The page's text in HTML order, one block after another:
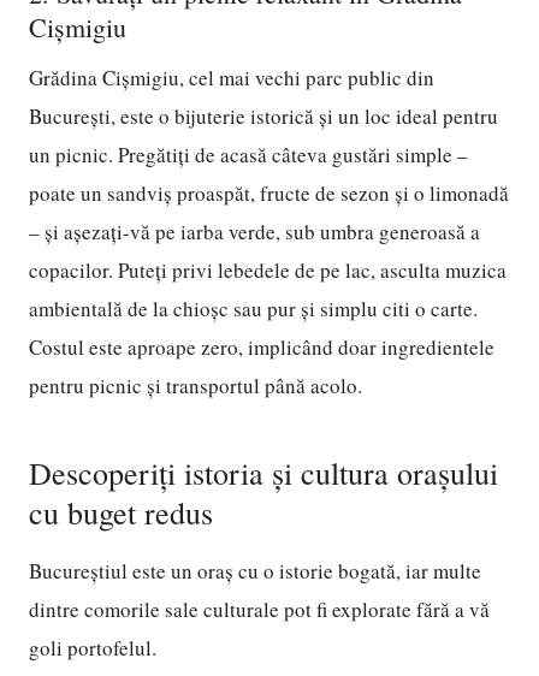
Cișmigiu
Grădina Cișmigiu, cel mai vechi parc public din
București, este o bijuterie istorică și un loc ideal pentru
un picnic. Pregătiți de acasă câteva gustări simple –
poate un sandviș proaspăt, fructe de sezon și o limonadă
– și așezați-vă pe iarba verde, sub umbra generoasă a
copacilor. Puteți privi lebedele de pe lac, asculta muzica
ambientală de la chioșc sau pur și simplu citi o carte.
Costul este aproape zero, implicând doar ingredientele
pentru picnic și transportul până acolo.
Descoperiți istoria și cultura orașului
cu buget redus
Bucureștiul este un oraș cu o istorie bogată, iar multe
dintre comorile sale culturale pot fi explorate fără a vă
goli portofelul.